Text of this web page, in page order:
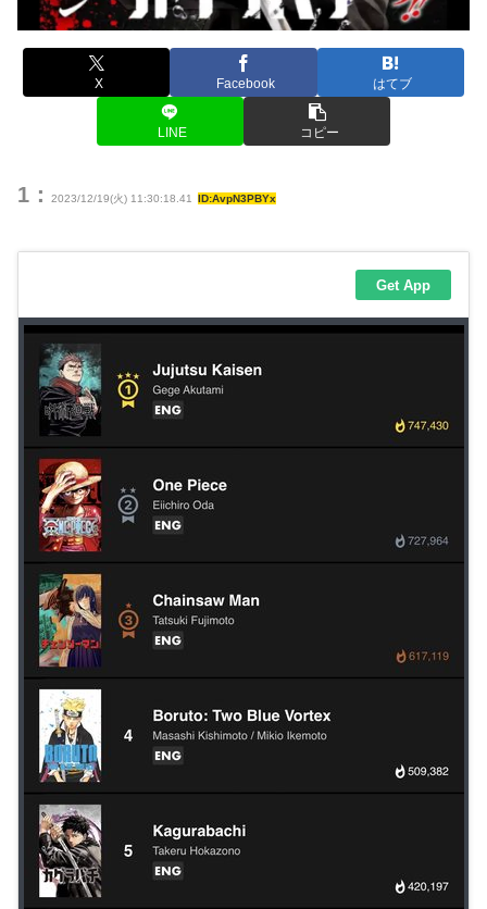
X Facebook はてブ
LINE コピー
1： 2023/12/19(火) 11:30:18.41 ID:AvpN3PBYx